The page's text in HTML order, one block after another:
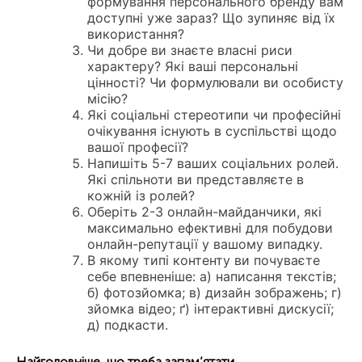
доступні уже зараз? Що зупиняє від їх
використання?
Чи добре ви знаєте власні риси
характеру? Які ваші персональні
цінності? Чи формулювали ви особисту
місію?
Які соціальні стереотипи чи професійні
очікування існують в суспільстві щодо
вашої професії?
Напишіть 5-7 ваших соціальних ролей.
Які спільноти ви представляєте в
кожній із ролей?
Оберіть 2-3 онлайн-майданчики, які
максимально ефективні для побудови
онлайн-репутації у вашому випадку.
В якому типі контенту ви почуваєте
себе впевненіше: а) написання текстів;
б) фотозйомка; в) дизайн зображень; г)
зйомка відео; ґ) інтерактивні дискусії;
д) подкасти.